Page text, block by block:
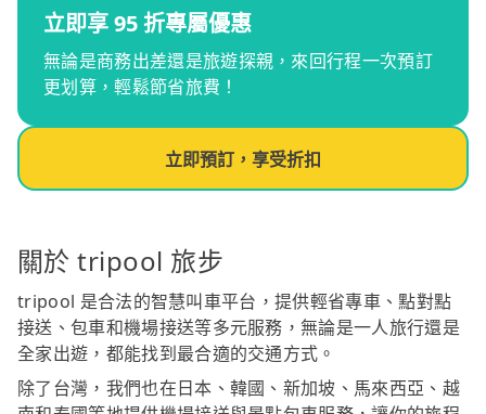
立即享 95 折專屬優惠
無論是商務出差還是旅遊探親，來回行程一次預訂
更划算，輕鬆節省旅費！
立即預訂，享受折扣
關於 tripool 旅步
tripool 是合法的智慧叫車平台，提供輕省專車、點對點
接送、包車和機場接送等多元服務，無論是一人旅行還是
全家出遊，都能找到最合適的交通方式。
除了台灣，我們也在日本、韓國、新加坡、馬來西亞、越